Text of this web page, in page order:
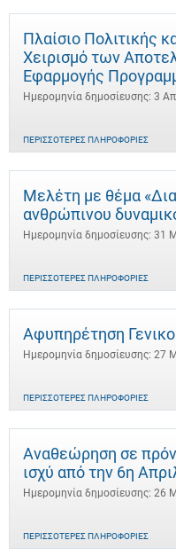
Πλαίσιο Πολιτικής
Χειρισμό των
Εφαρμογής
Ημερομηνία δημοσίευσης: 3
ΠΕΡΙΣΣΌΤΕΡΕΣ ΠΛΗΡΟΦΟΡΊΕΣ
Μελέτη με θέμα
ανθρώπινου
Ημερομηνία δημοσίευσης: 31
ΠΕΡΙΣΣΌΤΕΡΕΣ ΠΛΗΡΟΦΟΡΊΕΣ
Αφυπηρέτηση
Ημερομηνία δημοσίευσης: 27
ΠΕΡΙΣΣΌΤΕΡΕΣ ΠΛΗΡΟΦΟΡΊΕΣ
Αναθεώρηση σε
ισχύ από την 6η
Ημερομηνία δημοσίευσης: 26
ΠΕΡΙΣΣΌΤΕΡΕΣ ΠΛΗΡΟΦΟΡΊΕΣ